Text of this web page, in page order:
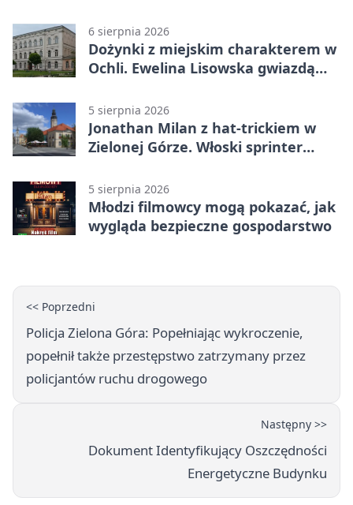
6 sierpnia 2026
Dożynki z miejskim charakterem w
Ochli. Ewelina Lisowska gwiazdą
5 sierpnia 2026
Jonathan Milan z hat-trickiem w
Zielonej Górze. Włoski sprinter
5 sierpnia 2026
Młodzi filmowcy mogą pokazać, jak
wygląda bezpieczne gospodarstwo
<< Poprzedni
Policja Zielona Góra: Popełniając wykroczenie,
popełnił także przestępstwo zatrzymany przez
policjantów ruchu drogowego
Następny >>
Dokument Identyfikujący Oszczędności
Energetyczne Budynku